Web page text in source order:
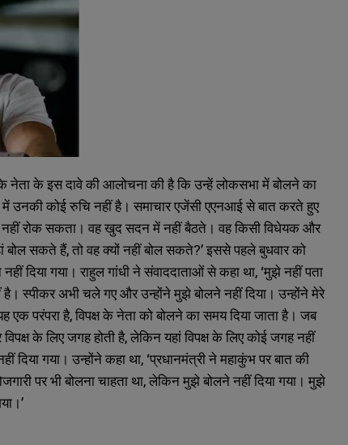
के नेता के इस दावे की आलोचना की है कि उन्हें लोकसभा में बोलने का
में उनकी कोई रुचि नहीं है। समाचार एजेंसी एएनआई से बात करते हुए
नहीं रोक सकता। वह खुद सदन में नहीं बैठते। वह किसी विधेयक और
सकते हैं, तो वह क्यों नहीं बोल सकते?’ इससे पहले बुधवार को
दिया गया। राहुल गांधी ने संवाददाताओं से कहा था, ‘मुझे नहीं पता
स्पीकर अभी चले गए और उन्होंने मुझे बोलने नहीं दिया। उन्होंने मेरे
परंपरा है, विपक्ष के नेता को बोलने का समय दिया जाता है। जब
के लिए जगह होती है, लेकिन यहां विपक्ष के लिए कोई जगह नहीं
गया। उन्होंने कहा था, ‘प्रधानमंत्री ने महाकुंभ पर बात की
पर भी बोलना चाहता था, लेकिन मुझे बोलने नहीं दिया गया। मुझे